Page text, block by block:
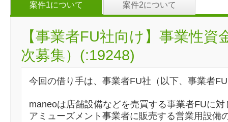
案件1について 案件2について
【事業者FU社向け】事業性
次募集）(:19248)
今回の借り手は、事業者FU社（以下、事業者
maneoは店舗設備などを売買する事業者FUに対
アミューズメント事業者に販売する営業用設備